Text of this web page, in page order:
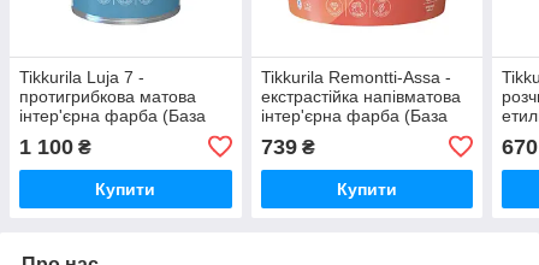
Tikkurila Luja 7 -
протигрибкова матова
інтер'єрна фарба (База
1 100 ₴
Купити
Tikkurila Remontti-Assa -
екстрастійка напівматова
інтер'єрна фарба (База
739₴
Купити
670